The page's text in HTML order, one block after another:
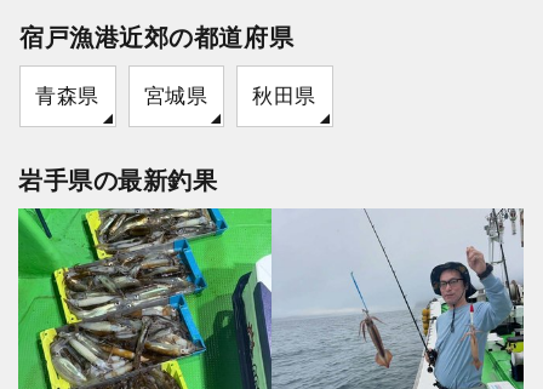
宿戸漁港近郊の都道府県
青森県 宮城県 秋田県
岩手県の最新釣果